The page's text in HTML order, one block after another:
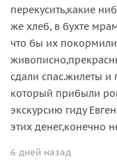
перекусить,какие
же хлеб, в бухте
что бы их
сдали спас.жилеты
который прибыли
экскурсию гиду
этих денег,конечно
6 дней назад